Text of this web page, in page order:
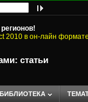
2010 в он-лайн
статьи
БИБЛИОТЕКА